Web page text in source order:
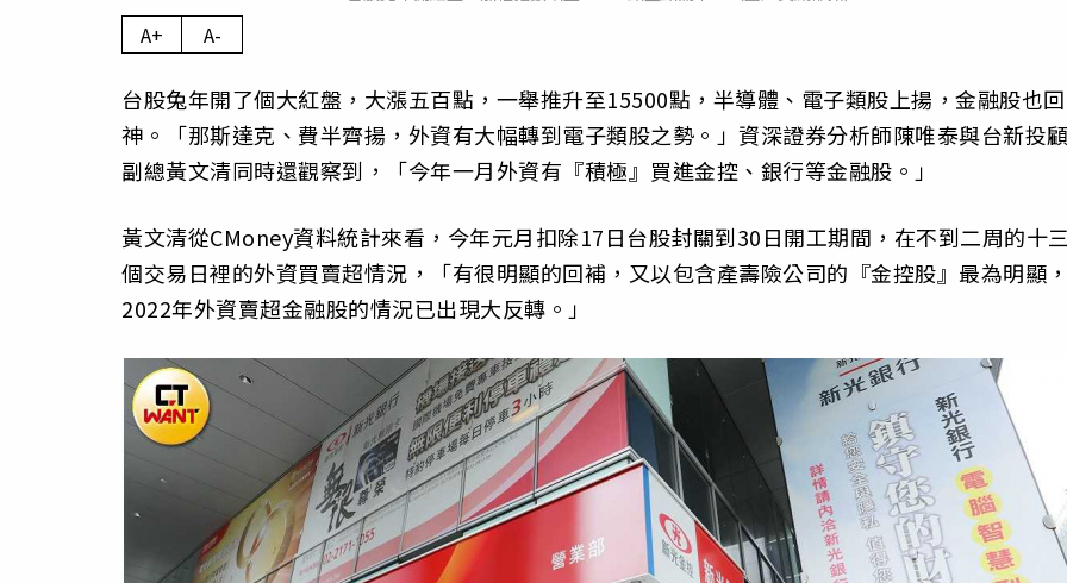
A+ A-
台股兔年開了個大紅盤，大漲五百點，一舉推升至15500點，半導體、電子類股上揚，金融股也回
神。「那斯達克、費半齊揚，外資有大幅轉到電子類股之勢。」資深證券分析師陳唯泰與台新投
副總黃文清同時還觀察到，「今年一月外資有『積極』買進金控、銀行等金融股。」
黃文清從CMoney資料統計來看，今年元月扣除17日台股封關到30日開工期間，在不到二周的十
個交易日裡的外資買賣超情況，「有很明顯的回補，又以包含產壽險公司的『金控股』最為明顯
2022年外資賣超金融股的情況已出現大反轉。」